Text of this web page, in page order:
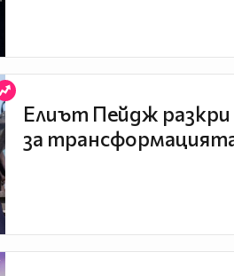
Елиът Пейдж
за